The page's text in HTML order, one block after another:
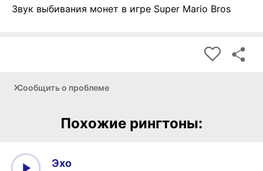
Звук выбивания монет в игре Super Mario Bros
Сообщить о проблеме
Похожие рингтоны:
Эхо